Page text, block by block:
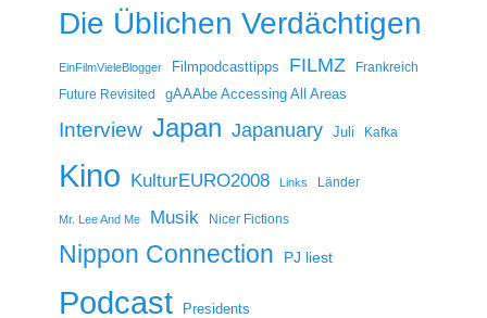
Die Üblichen Verdächtigen
EinFilmVieleBlogger Filmpodcasttipps FILMZ
Frankreich
Future Revisited
gAAAbe Accessing All Areas
Interview Japan Japanuary Juli Kafka
Kino KulturEURO2008 Links Länder
Mr. Lee And Me Musik Nicer Fictions
Nippon Connection PJ liest
Podcast Presidents